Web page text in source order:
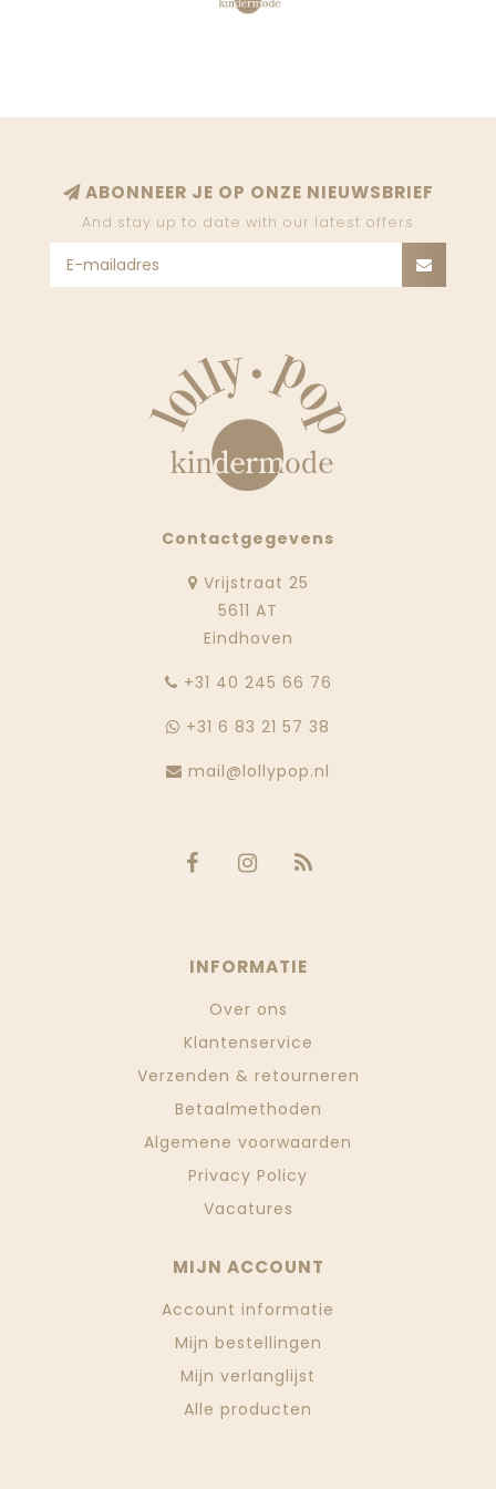
ABONNEER JE OP ONZE NIEUWSBRIEF
And stay up to date with our latest offers
Contactgegevens
Vrijstraat 25
5611 AT
Eindhoven
‭+31 40 245 66 76
+31 6 83 21 57 38
mail@lollypop.nl
INFORMATIE
Over ons
Klantenservice
Verzenden & retourneren
Betaalmethoden
Algemene voorwaarden
Privacy Policy
Vacatures
MIJN ACCOUNT
Account informatie
Mijn bestellingen
Mijn verlanglijst
Alle producten